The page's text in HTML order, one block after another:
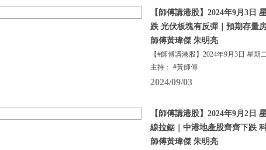
【師傅講港股】2024年9月3日
跌 光伏板塊有反彈｜預期存量
師傅黃瑋傑 朱明亮
【#師傅講港股】2024年9月3日 星期二
主持： #黃師傅
2024/09/03
【師傅講港股】2024年9月2日
線拉鋸｜中港地產股齊齊下跌
師傅黃瑋傑 朱明亮